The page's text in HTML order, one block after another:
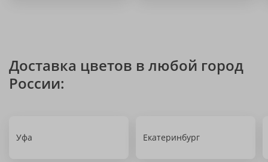
Доставка цветов в любой город
России:
Уфа Екатеринбург